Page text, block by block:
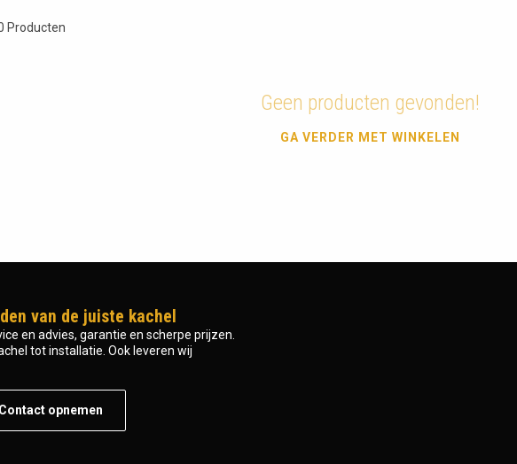
Producten
Geen producten gevonden!
GA VERDER MET WINKELEN
van de juiste kachel
en advies, garantie en scherpe prijzen.
tot installatie. Ook leveren wij
Contact opnemen